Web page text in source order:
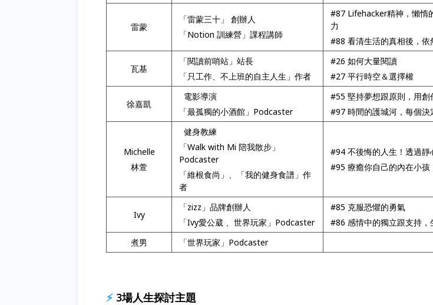
雷蒙
「雷蒙三十」 創辦人
「Notion 訓練營」課程講師
#87 Lifehacker精神，懶惰
力
#88 看清生活的真相後，依
瓦基
「閱讀前哨站」站長
「只工作、不上班的自主人生」作者
#26 如何大量閱讀
#27 平行時空＆選擇權
徐嘉凱
電影導演
「最孤獨的小酒館」Podcaster
#55 堅持夢想跟原則，用創
#97 時間的護城河，每個決
Michelle
林萱
健身教練
「Walk with Mi 陪我散步」
Podcaster
「維根食尚」、「我的健身食譜」作
者
#94 不後悔的人生！透過靜
#95 療癒你自己的內在小孩
Ivy
「zizz」品牌創辦人
「Ivy愛公葳 、世界玩家」Podcaster
#85 克服恐懼的勇氣
#86 感情中的獨立跟支持，
煮男
「世界玩家」Podcaster
⚡ 3場人生探討主題